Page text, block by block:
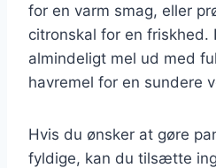
for en varm smag, eller
citronskal for en friskhed.
almindeligt mel ud med
havremel for en sundere
Hvis du ønsker at gøre
fyldige, kan du tilsætte